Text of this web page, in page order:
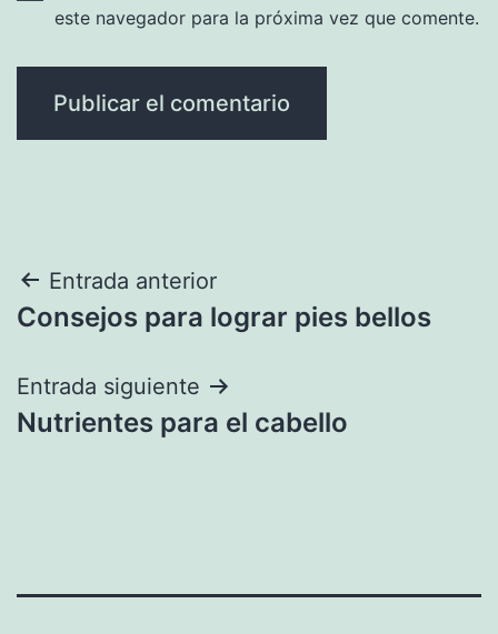
este navegador para la próxima vez que comente.
Navegación
de
entradas
Entrada anterior
Consejos para lograr pies bellos
Entrada siguiente
Nutrientes para el cabello